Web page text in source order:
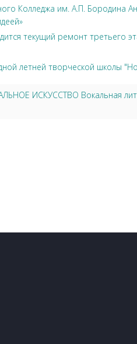
Колледжа им. А.П. Бородина
текущий ремонт третьего
летней творческой школы
ИСКУССТВО Вокальная